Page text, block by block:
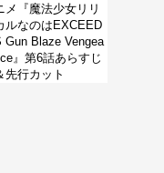
メ『魔法少女リリ
ルなのはEXCEED
Gun Blaze Vengea
』第6話あらすじ
先行カット